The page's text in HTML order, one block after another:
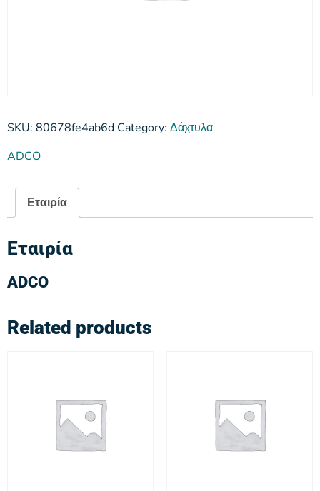
SKU: 80678fe4ab6d Category: Δάχτυλα
ADCO
Εταιρία
Εταιρία
ADCO
Related products